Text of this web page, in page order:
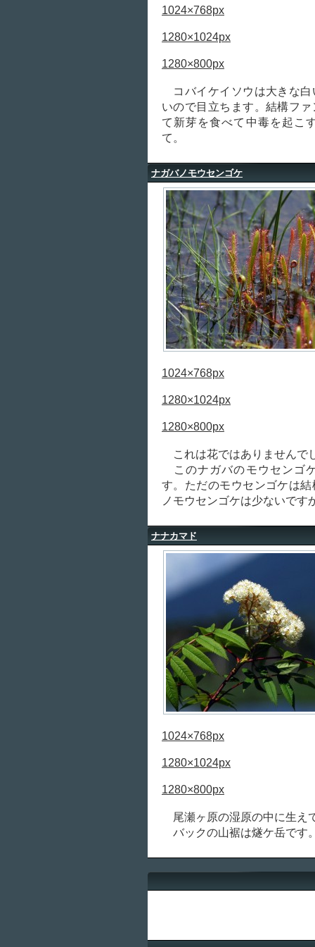
1024×768px
1280×1024px
1280×800px
コバイケイソウは大きな白
いので目立ちます。結構フ
て新芽を食べて中毒を起こ
て。
ナガバノモウセンゴケ
1024×768px
1280×1024px
1280×800px
これは花ではありませんで
このナガバのモウセンゴ
す。ただのモウセンゴケは
ノモウセンゴケは少ないです
ナナカマド
1024×768px
1280×1024px
1280×800px
尾瀬ヶ原の湿原の中に生え
バックの山裾は燧ケ岳です